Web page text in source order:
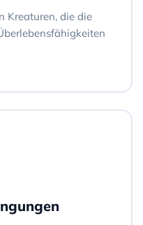
Kreaturen, die die